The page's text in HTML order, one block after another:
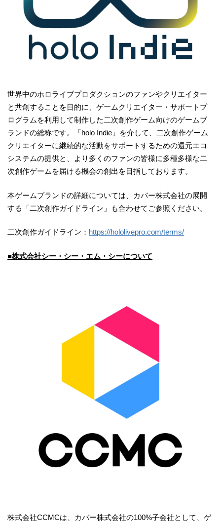
世界中のホロライブプロダクションのファンやクリエイター
と共創することを目的に、ゲームクリエイター・サポートプ
ログラムを利用して制作した二次創作ゲーム向けのゲームブ
ランドの総称です。「holo Indie」を介して、二次創作ゲーム
クリエイターに継続的な活動をサポートするための還元エコ
システムの提供と、より多くのファンの皆様に多種多様な二
次創作ゲームを届ける機会の創出を目指しております。
本ゲームブランドの詳細については、カバー株式会社の展開
する「二次創作ガイドライン」も合わせてご参照ください。
二次創作ガイドライン： https://hololivepro.com/terms/
■株式会社シー・シー・エム・シーについて
株式会社CCMCは、カバー株式会社の100%子会社として、ゲ